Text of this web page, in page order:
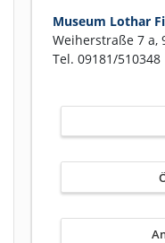
Museum Lothar
Weiherstraße 7 a,
Tel. 09181/510348